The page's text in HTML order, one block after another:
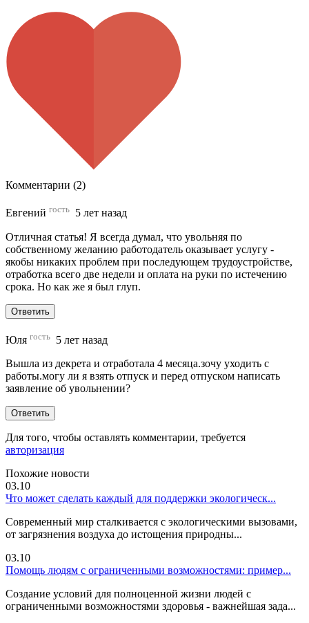
Комментарии (2)
Евгений гость 5 лет назад
Отличная статья! Я всегда думал, что увольняя по
собственному желанию работодатель оказывает услугу -
якобы никаких проблем при последующем трудоустройстве,
отработка всего две недели и оплата на руки по истечению
срока. Но как же я был глуп.
Ответить
Юля гость 5 лет назад
Вышла из декрета и отработала 4 месяца.зочу уходить с
работы.могу ли я взять отпуск и перед отпуском написать
заявление об увольнении?
Ответить
Для того, чтобы оставлять комментарии, требуется
авторизация
Похожие новости
03.10
Что может сделать каждый для поддержки экологическ...
Современный мир сталкивается с экологическими вызовами,
от загрязнения воздуха до истощения природны...
03.10
Помощь людям с ограниченными возможностями: пример...
Создание условий для полноценной жизни людей с
ограниченными возможностями здоровья - важнейшая зада...